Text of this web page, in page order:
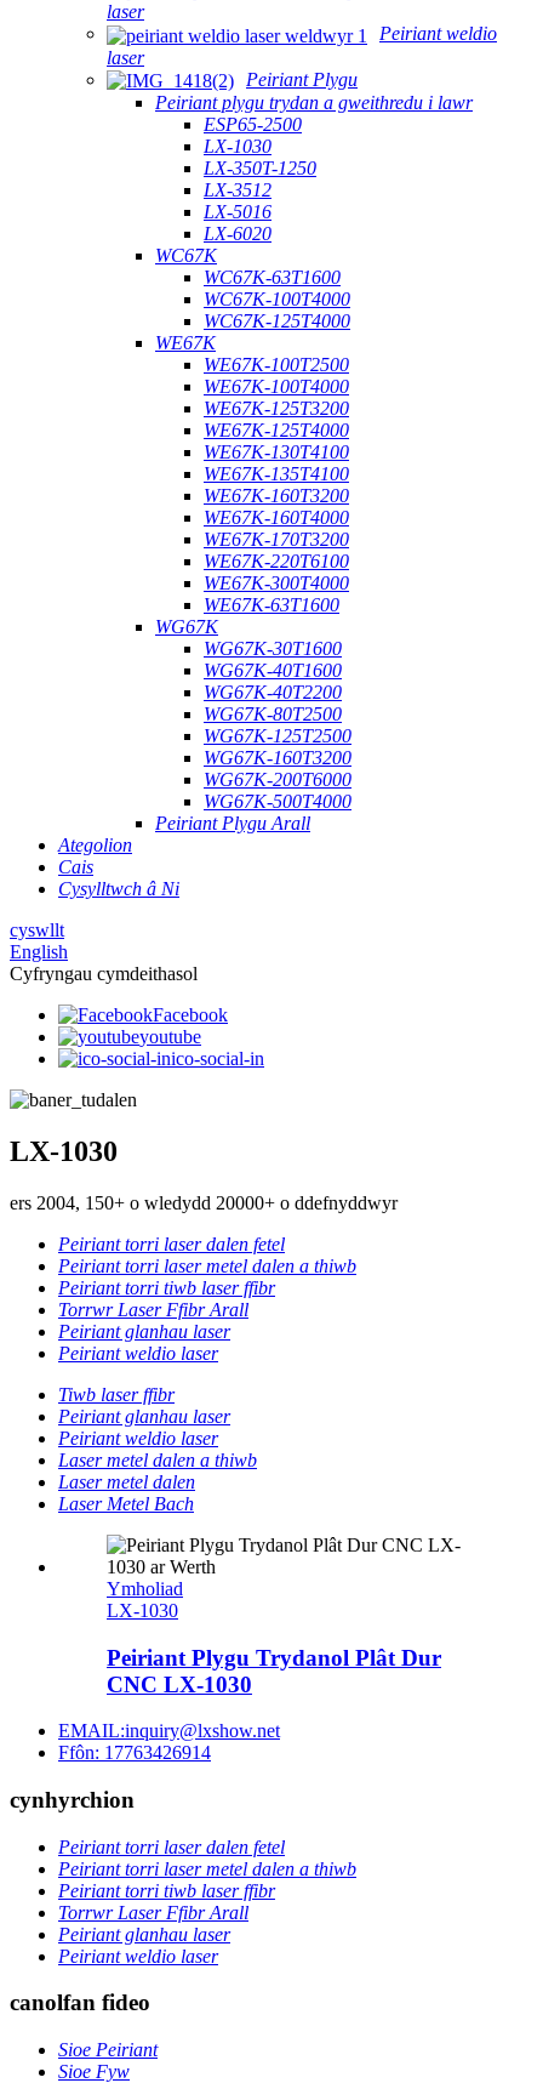
laser
Peiriant weldio
laser
Peiriant Plygu
Peiriant plygu trydan a gweithredu i lawr
ESP65-2500
LX-1030
LX-350T-1250
LX-3512
LX-5016
LX-6020
WC67K
WC67K-63T1600
WC67K-100T4000
WC67K-125T4000
WE67K
WE67K-100T2500
WE67K-100T4000
WE67K-125T3200
WE67K-125T4000
WE67K-130T4100
WE67K-135T4100
WE67K-160T3200
WE67K-160T4000
WE67K-170T3200
WE67K-220T6100
WE67K-300T4000
WE67K-63T1600
WG67K
WG67K-30T1600
WG67K-40T1600
WG67K-40T2200
WG67K-80T2500
WG67K-125T2500
WG67K-160T3200
WG67K-200T6000
WG67K-500T4000
Peiriant Plygu Arall
Ategolion
Cais
Cysylltwch â Ni
cyswllt
English
Cyfryngau cymdeithasol
Facebook
youtube
ico-social-in
LX-1030
ers 2004, 150+ o wledydd 20000+ o ddefnyddwyr
Peiriant torri laser dalen fetel
Peiriant torri laser metel dalen a thiwb
Peiriant torri tiwb laser ffibr
Torrwr Laser Ffibr Arall
Peiriant glanhau laser
Peiriant weldio laser
Tiwb laser ffibr
Peiriant glanhau laser
Peiriant weldio laser
Laser metel dalen a thiwb
Laser metel dalen
Laser Metel Bach
Ymholiad
LX-1030
Peiriant Plygu Trydanol Plât Dur
CNC LX-1030
EMAIL:inquiry@lxshow.net
Ffôn: 17763426914
cynhyrchion
Peiriant torri laser dalen fetel
Peiriant torri laser metel dalen a thiwb
Peiriant torri tiwb laser ffibr
Torrwr Laser Ffibr Arall
Peiriant glanhau laser
Peiriant weldio laser
canolfan fideo
Sioe Peiriant
Sioe Fyw